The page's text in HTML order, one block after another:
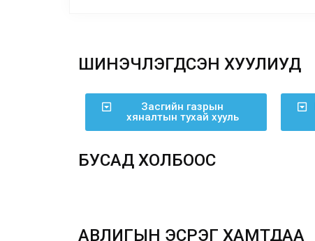
ШИНЭЧЛЭГДСЭН ХУУЛИУД
Засгийн газрын
хяналтын тухай хууль
БУСАД ХОЛБООС
АВЛИГЫН ЭСРЭГ ХАМТДАА